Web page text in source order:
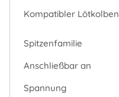
Kompatibler Lötkolben
Spitzenfamilie
Anschließbar an
Spannung